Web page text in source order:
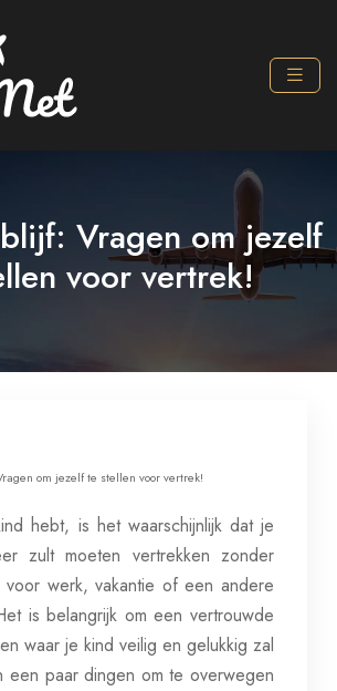
Vragen om jezelf
voor vertrek!
om jezelf te stellen voor vertrek!
hebt, is het waarschijnlijk dat je
zult moeten vertrekken zonder
werk, vakantie of een andere
is belangrijk om een vertrouwde
waar je kind veilig en gelukkig zal
een paar dingen om te overwegen